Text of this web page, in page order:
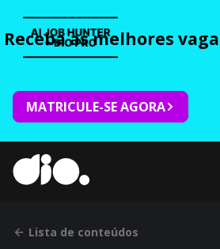
Receba as melhores
MATRICULE-SE AGORA
Lista de conteúdos